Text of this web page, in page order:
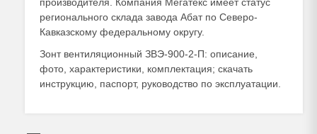
регионального склада завода Абат по Северо-
Кавказскому федеральному округу.
Зонт вентиляционный ЗВЭ-900-2-П: описание,
фото, характеристики, комплектация; скачать
инструкцию, паспорт, руководство по эксплуатации.